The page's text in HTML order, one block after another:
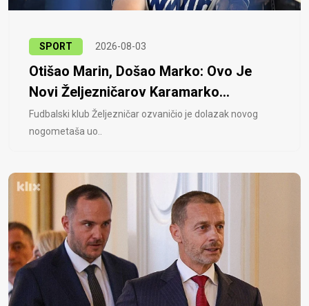
SPORT 2026-08-03
Otišao Marin, Došao Marko: Ovo Je
Novi Željezničarov Karamarko...
Fudbalski klub Željezničar ozvaničio je dolazak novog
nogometaša uo..